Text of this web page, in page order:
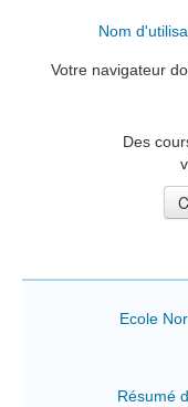
Nom
Votre navigateur
Des
Ecole
Résumé